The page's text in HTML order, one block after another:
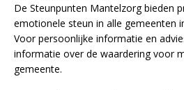
De Steunpunten Mantelzorg bieden
emotionele steun in alle gemeenten
Voor persoonlijke informatie en
informatie over de waardering voor
gemeente.